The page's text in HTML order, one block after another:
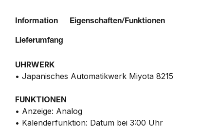
Information Eigenschaften/Funktionen
Lieferumfang
UHRWERK
• Japanisches Automatikwerk Miyota 8215
FUNKTIONEN
• Anzeige: Analog
• Kalenderfunktion: Datum bei 3:00 Uhr